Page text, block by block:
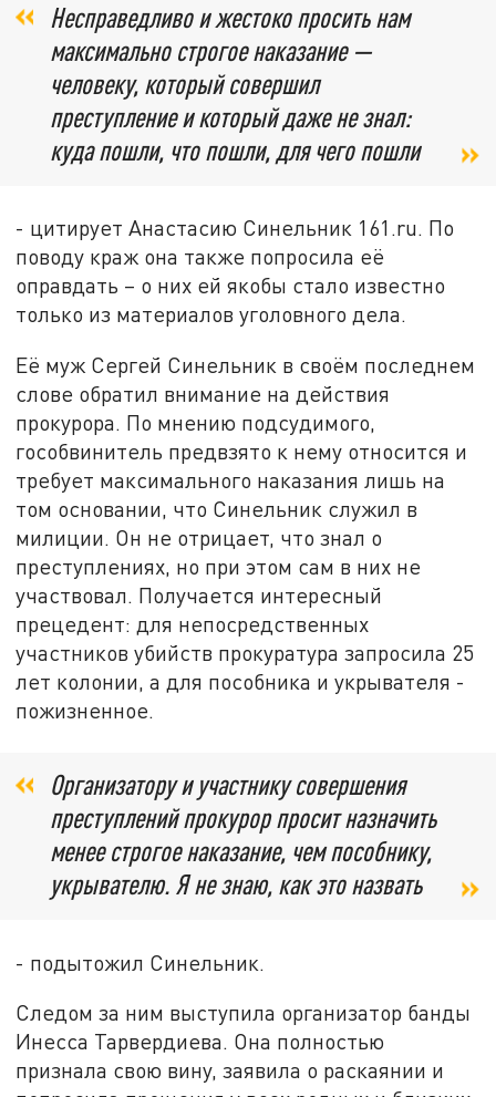
Несправедливо и жестоко просить нам
максимально строгое наказание —
человеку, который совершил
преступление и который даже не знал:
куда пошли, что пошли, для чего пошли
- цитирует Анастасию Синельник 161.ru. По
поводу краж она также попросила её
оправдать – о них ей якобы стало известно
только из материалов уголовного дела.
Её муж Сергей Синельник в своём последнем
слове обратил внимание на действия
прокурора. По мнению подсудимого,
гособвинитель предвзято к нему относится и
требует максимального наказания лишь на
том основании, что Синельник служил в
милиции. Он не отрицает, что знал о
преступлениях, но при этом сам в них не
участвовал. Получается интересный
прецедент: для непосредственных
участников убийств прокуратура запросила 25
лет колонии, а для пособника и укрывателя -
пожизненное.
Организатору и участнику совершения
преступлений прокурор просит назначить
менее строгое наказание, чем пособнику,
укрывателю. Я не знаю, как это назвать
- подытожил Синельник.
Следом за ним выступила организатор банды
Инесса Тарвердиева. Она полностью
признала свою вину, заявила о раскаянии и